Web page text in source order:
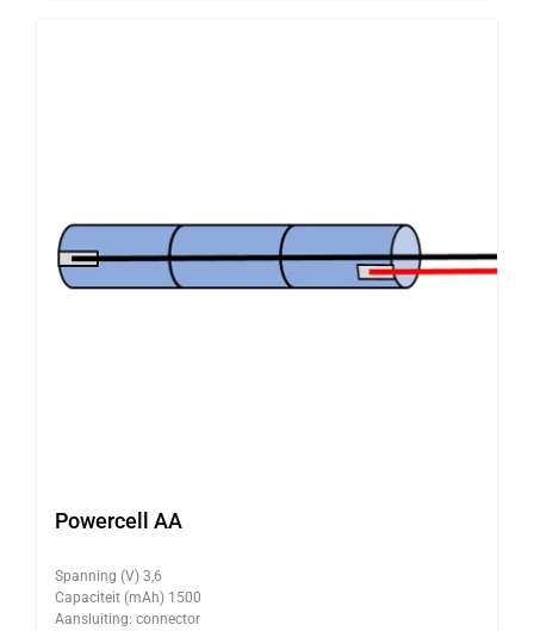
Powercell AA
Spanning (V) 3,6
Capaciteit (mAh) 1500
Aansluiting: connector